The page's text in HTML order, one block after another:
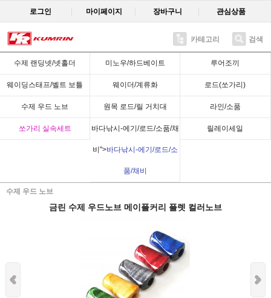
로그인 마이페이지 장바구니 관심상품
카테고리 검색
수제 랜딩넷/넷홀더 미노우/하드베이트 루어조끼
웨이딩스태프/벨트 보틀 웨이더/계류화 로드(쏘가리)
수제 우드 노브 원목 로드/릴 거치대 라인/소품
쏘가리 실속세트 바다낚시-에기/로드/소품/채
비">바다낚시-에기/로드/소
품/채비
릴레이세일
수제 우드 노브
Recent
금린 수제 우드노브 메이플커리 플렛 컬러노브